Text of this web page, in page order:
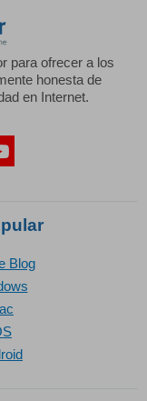
para ofrecer a los
honesta de
en Internet.
Blog